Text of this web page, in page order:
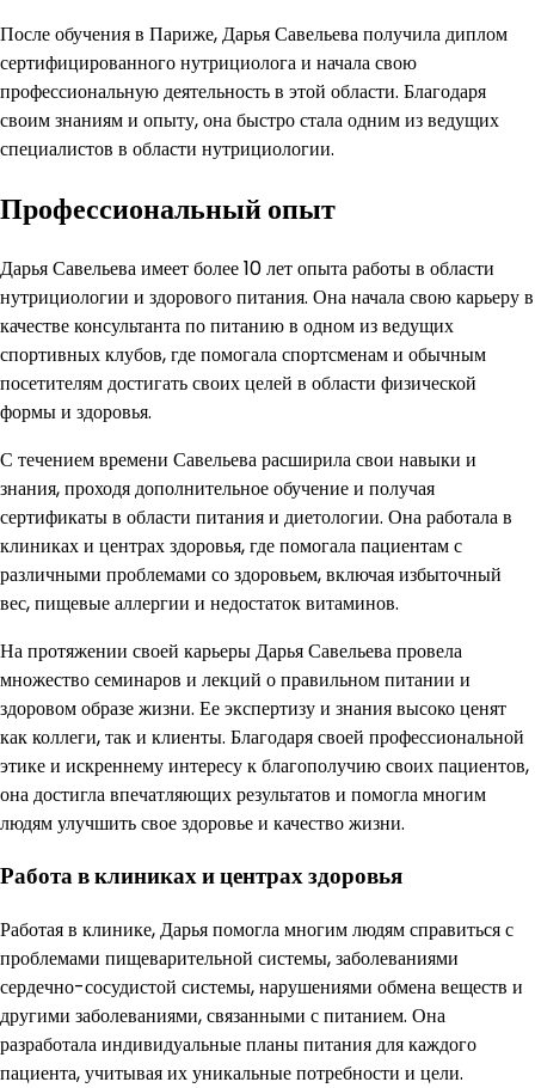
После обучения в Париже, Дарья Савельева получила диплом
сертифицированного нутрициолога и начала свою
профессиональную деятельность в этой области. Благодаря
своим знаниям и опыту, она быстро стала одним из ведущих
специалистов в области нутрициологии.
Профессиональный опыт
Дарья Савельева имеет более 10 лет опыта работы в области
нутрициологии и здорового питания. Она начала свою карьеру в
качестве консультанта по питанию в одном из ведущих
спортивных клубов, где помогала спортсменам и обычным
посетителям достигать своих целей в области физической
формы и здоровья.
С течением времени Савельева расширила свои навыки и
знания, проходя дополнительное обучение и получая
сертификаты в области питания и диетологии. Она работала в
клиниках и центрах здоровья, где помогала пациентам с
различными проблемами со здоровьем, включая избыточный
вес, пищевые аллергии и недостаток витаминов.
На протяжении своей карьеры Дарья Савельева провела
множество семинаров и лекций о правильном питании и
здоровом образе жизни. Ее экспертизу и знания высоко ценят
как коллеги, так и клиенты. Благодаря своей профессиональной
этике и искреннему интересу к благополучию своих пациентов,
она достигла впечатляющих результатов и помогла многим
людям улучшить свое здоровье и качество жизни.
Работа в клиниках и центрах здоровья
Работая в клинике, Дарья помогла многим людям справиться с
проблемами пищеварительной системы, заболеваниями
сердечно-сосудистой системы, нарушениями обмена веществ и
другими заболеваниями, связанными с питанием. Она
разработала индивидуальные планы питания для каждого
пациента, учитывая их уникальные потребности и цели.